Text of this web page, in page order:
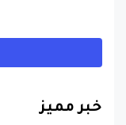
خبر مميز